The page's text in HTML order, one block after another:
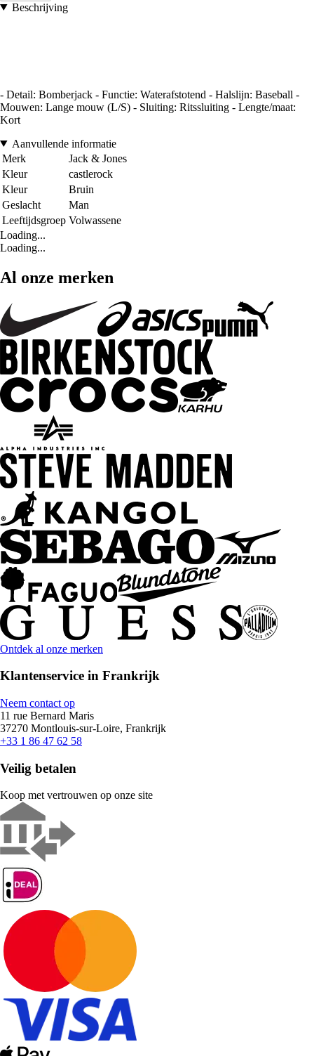
Beschrijving
- Detail: Bomberjack - Functie: Waterafstotend - Halslijn: Baseball -
Mouwen: Lange mouw (L/S) - Sluiting: Ritssluiting - Lengte/maat:
Kort
Aanvullende informatie
Merk
Jack & Jones
Kleur
castlerock
Kleur
Bruin
Geslacht
Man
Leeftijdsgroep Volwassene
Loading...
Loading...
Al onze merken
Ontdek al onze merken
Klantenservice in Frankrijk
Neem contact op
11 rue Bernard Maris
37270 Montlouis-sur-Loire, Frankrijk
+33 1 86 47 62 58
Veilig betalen
Koop met vertrouwen op onze site